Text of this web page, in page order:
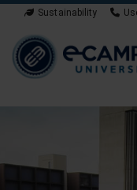
Sustainability